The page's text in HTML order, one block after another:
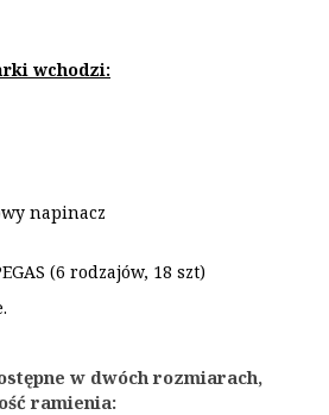
wchodzi:
napinacz
(6 rodzajów, 18 szt)
w dwóch rozmiarach,
ramienia: